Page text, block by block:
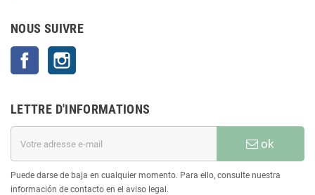
NOUS SUIVRE
Facebook
LETTRE D'INFORMATIONS
ok
Puede darse de baja en cualquier momento. Para ello, consulte nuestra
información de contacto en el aviso legal.